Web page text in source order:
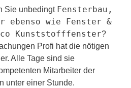
Sie unbedingt Fensterbau,
ebenso wie Fenster &
Kunststofffenster?
Profi hat die nötigen
Alle Tage sind sie
Mitarbeiter der
unter einer Stunde.